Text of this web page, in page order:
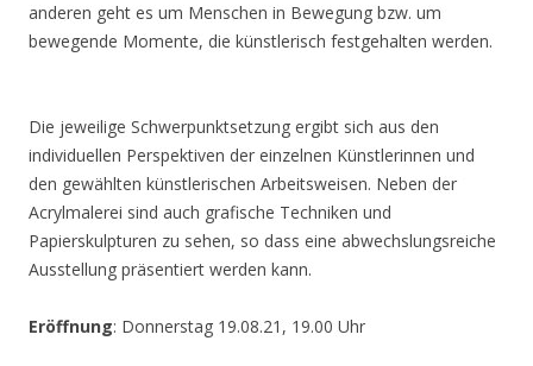
anderen geht es um Menschen in Bewegung bzw. um
bewegende Momente, die künstlerisch festgehalten werden.
Die jeweilige Schwerpunktsetzung ergibt sich aus den
individuellen Perspektiven der einzelnen Künstlerinnen und
den gewählten künstlerischen Arbeitsweisen. Neben der
Acrylmalerei sind auch grafische Techniken und
Papierskulpturen zu sehen, so dass eine abwechslungsreiche
Ausstellung präsentiert werden kann.
Eröffnung: Donnerstag 19.08.21, 19.00 Uhr